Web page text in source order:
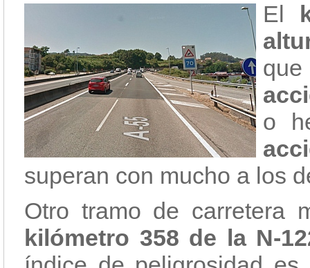
El
o
superan con mucho a los
Otro tramo de carretera
kilómetro 358 de la N-